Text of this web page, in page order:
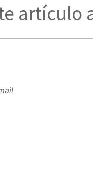
artículo